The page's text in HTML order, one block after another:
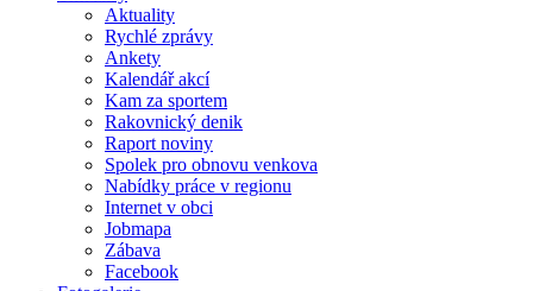
Aktuality
Rychlé zprávy
Ankety
Kalendář akcí
Kam za sportem
Rakovnický denik
Raport noviny
Spolek pro obnovu venkova
Nabídky práce v regionu
Internet v obci
Jobmapa
Zábava
Facebook